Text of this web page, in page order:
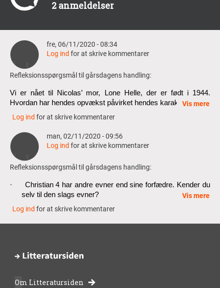
2 anmeldelser
fre, 06/11/2020 - 08:34
Log ind for at skrive kommentarer
Refleksionsspørgsmål til gårsdagens handling:
Vi er nået til Nicolas’ mor, Lone Helle, der er født i 1944.
Hvordan har hendes opvækst påvirket hendes karakter?
Beskriv Lone Helles forhold til husholdersken, Helga
Hvorfor udpeger Lone Helle / Nana Ejvind til at være far til
Nicolas?
Vis mere
Log ind for at skrive kommentarer
man, 02/11/2020 - 09:56
Log ind for at skrive kommentarer
Refleksionsspørgsmål til gårsdagens handling:
·
Christian 4 har andre evner end sine forfædre. Kender du
selv til den slags evner?
Hvordan har du det med paranormale fænomener?
Vis mere
Log ind for at skrive kommentarer
Om Litteratursiden